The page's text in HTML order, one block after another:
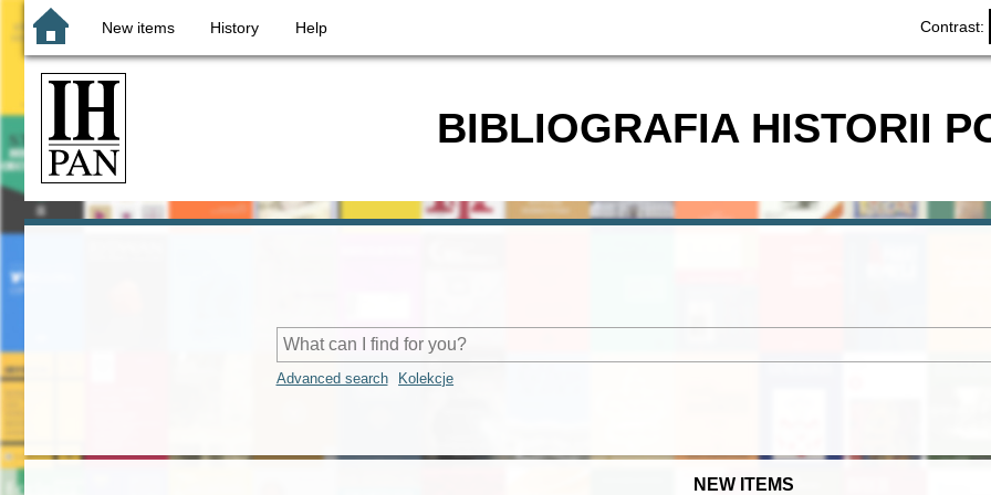
New items History Help Contrast:
BIBLIOGRAFIA HISTORII
Advanced search Kolekcje
NEW ITEMS